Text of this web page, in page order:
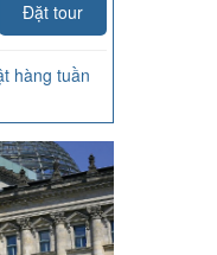
Đặt tour
hàng tuần